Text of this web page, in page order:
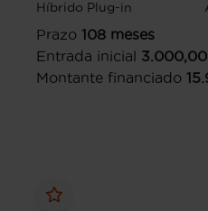
Híbrido Plug-in
Prazo 108 meses
Entrada inicial 3.000,00
Montante financiado